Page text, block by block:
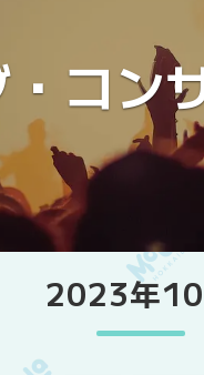
コン
2023年